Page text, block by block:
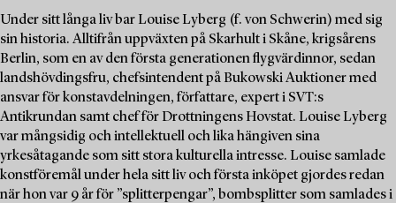
Under sitt långa liv bar Louise Lyberg (f. von Schwerin) med sig
sin historia. Alltifrån uppväxten på Skarhult i Skåne, krigsårens
Berlin, som en av den första generationen flygvärdinnor, sedan
landshövdingsfru, chefsintendent på Bukowski Auktioner med
ansvar för konstavdelningen, författare, expert i SVT:s
Antikrundan samt chef för Drottningens Hovstat. Louise Lyberg
var mångsidig och intellektuell och lika hängiven sina
yrkesåtagande som sitt stora kulturella intresse. Louise samlade
konstföremål under hela sitt liv och första inköpet gjordes redan
när hon var 9 år för ”splitterpengar”, bombsplitter som samlades i